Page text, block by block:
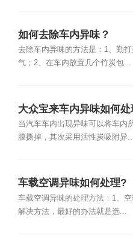
如何去除车内异味？
去除车内异味的方法是：1、勤
气；2、在车内放置几个竹炭包...
大众宝来车内异味如何处
当汽车车内出现异味可以将车内
膜撕掉，其次采用活性炭吸附异
车载空调异味如何处理?
车载空调异味的处理方法：1、
解决方法，最好的办法就是选...